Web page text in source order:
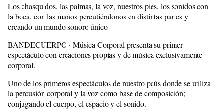
Los chasquidos, las palmas, la voz, nuestros pies, los sonidos con
la boca, con las manos percutiéndonos en distintas partes y
creando un mundo sonoro único
BANDECUERPO · Música Corporal presenta su primer
espectáculo con creaciones propias y de música exclusivamente
corporal.
Uno de los primeros espectáculos de nuestro paús donde se utiliza
la percusión corporal y la voz como base de composición;
conjugando el cuerpo, el espacio y el sonido.